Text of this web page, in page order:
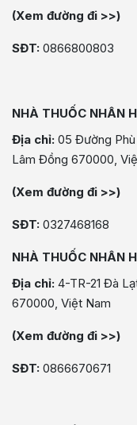
(Xem đường đi >>)
SĐT: 0866800803
NHÀ THUỐC NHÂN
Địa chỉ: 05 Đường
Lâm Đồng 670000,
(Xem đường đi >>)
SĐT: 0327468168
NHÀ THUỐC NHÂN
Địa chỉ: 4-TR-21 Đà
670000, Việt Nam
(Xem đường đi >>)
SĐT: 0866670671